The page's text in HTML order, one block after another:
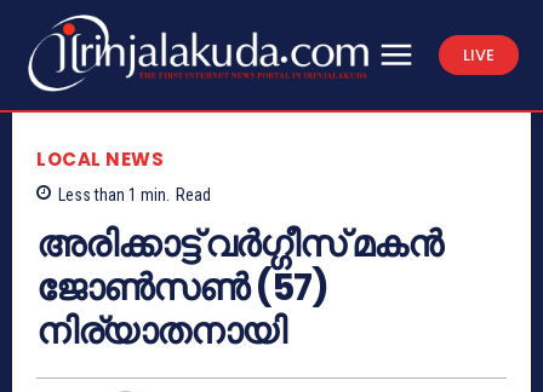
LIVE
LOCAL NEWS
Less than 1 min. Read
അരിക്കാട്ട് വര്‍ഗ്ഗീസ് മകന്‍
ജോണ്‍സണ്‍ (57)
നിര്യാതനായി